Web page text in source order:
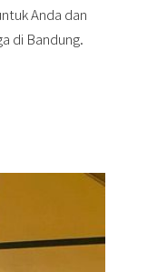
Anda dan
di Bandung.